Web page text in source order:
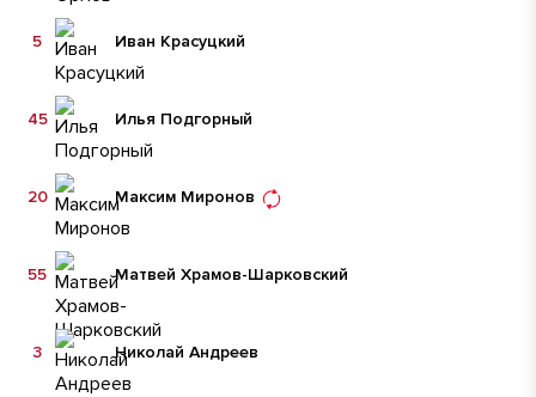
Иван Красуцкий
5
Илья Подгорный
45
Максим Миронов
20
Матвей Храмов-Шарковский
55
Николай Андреев
3